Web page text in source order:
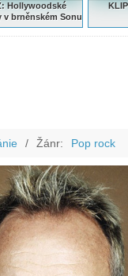
Hollywoodské
v brněnském Sonu
/ Žánr: Pop rock